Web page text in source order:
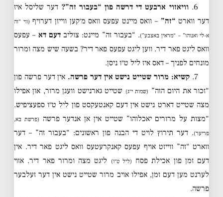
6. וויאזוי ארבעט די דרשה פון “בעבור זה”? דער שליסל איז
דער ווארט “זה” – וואס מיינט עפעס וואס מ׳קען ווייזן דערויף (ווי “זה
א-לי ואנוהו” – “מראין באצבע”). “בעבור זה” מיינט: צוליבדעם דא – עפעס
וואס ליגט פאר דיר. ווען ליגט עפעס פאר דיר? בשעה שיש מצה ומרור
מונחים לפניך – דאס איז ליל ט״ו ניסן.
7. קשיא: מרור שטייט נישט אין דער פרשה. אין דער פרשה פון
“זכור את היום הזה” (שמות י״ג) שטייט גארנישט וועגן מרור, און אפילו
מצה שטייט דארט נישט אין דעם קאנטעקסט פון ליל ט״ו ספעציפיש.
“מצות על מרורים יאכלוהו” שטייט אין אן אנדער פרשה (פרשת בא,
פריער). דער תירוץ לויט די הבנה פון ראשונים: “בעבור זה” – דער
ווארט “זה” ווייזט אויף עפעס קאנקרעטעס וואס ליגט פאר דיר. אין
דעם זמן פון אכילת פסח (ליל ט״ו)
ליגט מצה ומרור פאר דיר. אזוי
לערנט מען דעם זמן, אפילו אויב מרור שטייט נישט אין דער זעלבער
פרשה.